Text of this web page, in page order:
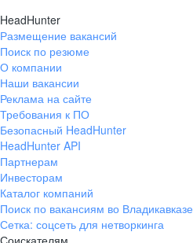
HeadHunter
Размещение вакансий
Поиск по резюме
О компании
Наши вакансии
Реклама на сайте
Требования к ПО
Безопасный HeadHunter
HeadHunter API
Партнерам
Инвесторам
Каталог компаний
Поиск по вакансиям во Владикавказе
Сетка: соцсеть для нетворкинга
Соискателям